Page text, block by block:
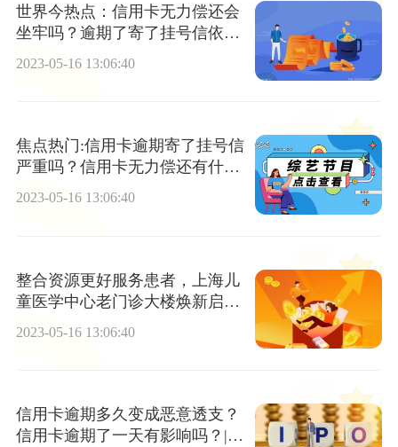
世界今热点：信用卡无力偿还会
坐牢吗？逾期了寄了挂号信依然
2023-05-16 13:06:40
焦点热门:信用卡逾期寄了挂号信
严重吗？信用卡无力偿还有什么
后果？
2023-05-16 13:06:40
整合资源更好服务患者，上海儿
童医学中心老门诊大楼焕新启用
2023-05-16 13:06:40
信用卡逾期多久变成恶意透支？
信用卡逾期了一天有影响吗？|天